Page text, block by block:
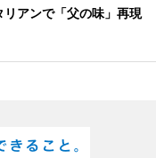
アンで「父の味」再現